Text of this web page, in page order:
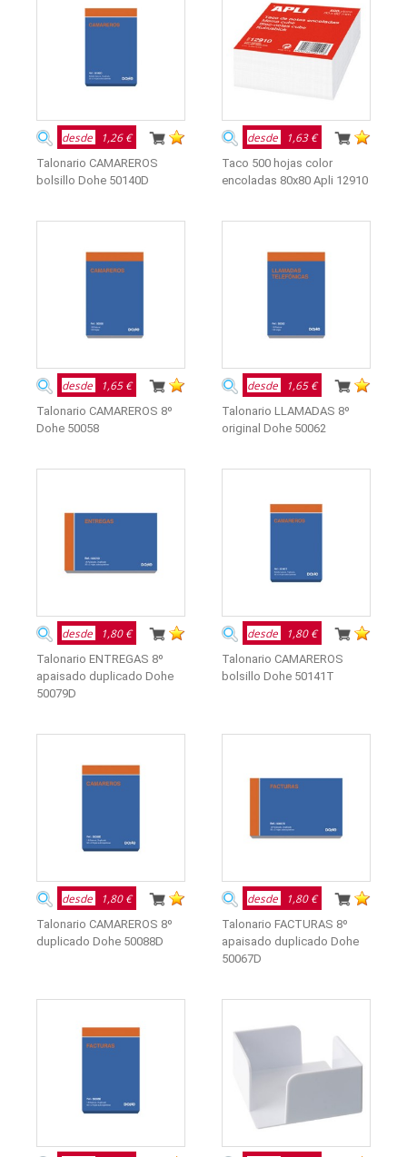
desde 1,26 €
Talonario CAMAREROS
bolsillo Dohe 50140D
desde 1,63 €
Taco 500 hojas color
encoladas 80x80 Apli 12910
desde 1,65 €
Talonario CAMAREROS 8º
Dohe 50058
desde 1,65 €
Talonario LLAMADAS 8º
original Dohe 50062
desde 1,80 €
Talonario ENTREGAS 8º
apaisado duplicado Dohe
50079D
desde 1,80 €
Talonario CAMAREROS
bolsillo Dohe 50141T
desde 1,80 €
Talonario CAMAREROS 8º
duplicado Dohe 50088D
desde 1,80 €
Talonario FACTURAS 8º
apaisado duplicado Dohe
50067D